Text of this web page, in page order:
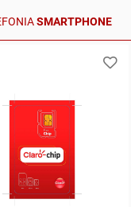
SMARTPHONE